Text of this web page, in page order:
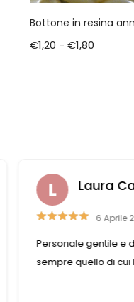
Bottone in resina
€1,20 - €1,80
Laura
6 Aprile
Personale gentile e
sempre quello di cui